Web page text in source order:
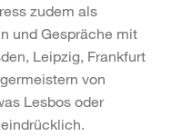
zudem als
und Gespräche mit
Leipzig, Frankfurt
von
Lesbos oder